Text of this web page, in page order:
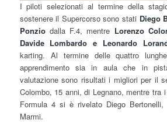
I piloti selezionati al termine della
sostenere il Supercorso sono stati Diego
Ponziodalla F.4, mentre Lorenzo
Davide Lombardo e Leonardo
karting. Al termine delle quattro
apprendimento sia in aula che in
valutazione sono risultati i migliori per il
Colombo, 15 anni, di Legnano, mentre tra
Formula 4 si è rivelato Diego
Marmi.